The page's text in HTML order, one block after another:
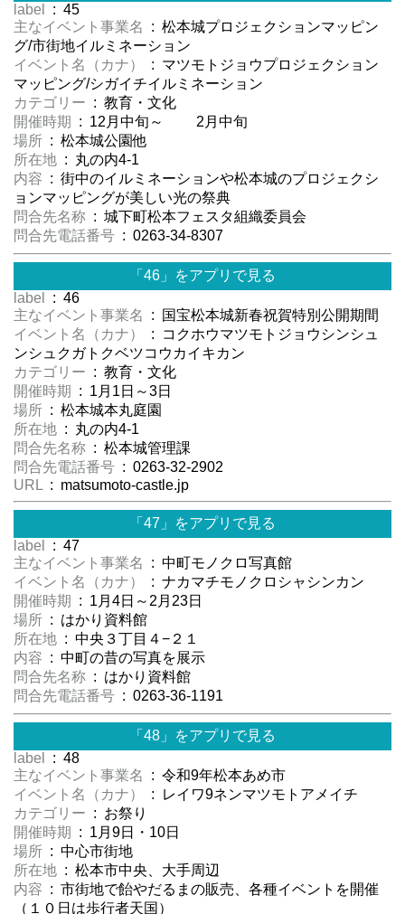
label
: 45
主なイベント事業名
: 松本城プロジェクションマッピン
グ/市街地イルミネーション
イベント名（カナ）
: マツモトジョウプロジェクション
マッピング/シガイチイルミネーション
カテゴリー : 教育・文化
開催時期
: 12月中旬～ 2月中旬
場所 : 松本城公園他
所在地 : 丸の内4-1
内容 : 街中のイルミネーションや松本城のプロジェクシ
ョンマッピングが美しい光の祭典
問合先名称 : 城下町松本フェスタ組織委員会
問合先電話番号 : 0263-34-8307
「46」をアプリで見る
label
: 46
主なイベント事業名
: 国宝松本城新春祝賀特別公開期間
イベント名（カナ）
: コクホウマツモトジョウシンシュ
ンシュクガトクベツコウカイキカン
カテゴリー : 教育・文化
開催時期
: 1月1日～3日
場所 : 松本城本丸庭園
所在地 : 丸の内4-1
問合先名称 : 松本城管理課
問合先電話番号 : 0263-32-2902
URL : matsumoto-castle.jp
「47」をアプリで見る
label
: 47
主なイベント事業名
: 中町モノクロ写真館
イベント名（カナ）
: ナカマチモノクロシャシンカン
開催時期
: 1月4日～2月23日
場所 : はかり資料館
所在地 : 中央３丁目４−２１
内容 : 中町の昔の写真を展示
問合先名称 : はかり資料館
問合先電話番号 : 0263-36-1191
「48」をアプリで見る
label
: 48
主なイベント事業名
: 令和9年松本あめ市
イベント名（カナ）
: レイワ9ネンマツモトアメイチ
カテゴリー : お祭り
開催時期
: 1月9日・10日
場所 : 中心市街地
所在地 : 松本市中央、大手周辺
内容 : 市街地で飴やだるまの販売、各種イベントを開催
（１０日は歩行者天国）